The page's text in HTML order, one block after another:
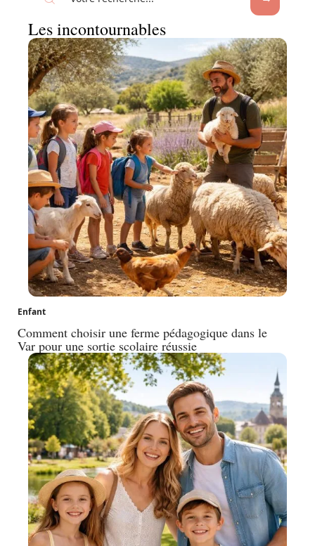
Les incontournables
Enfant
Comment choisir une ferme pédagogique dans le
Var pour une sortie scolaire réussie